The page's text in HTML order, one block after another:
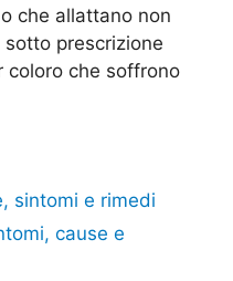
che allattano non
prescrizione
coloro che soffrono
sintomi e rimedi
cause e